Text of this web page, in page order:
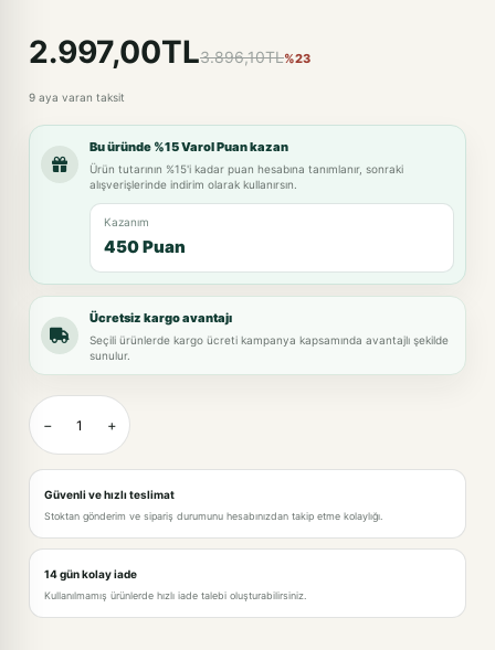
2.997,00TL3.896,10TL%23
9 aya varan taksit
Bu üründe %15 Varol Puan kazan
Ürün tutarının %15'i kadar puan hesabına tanımlanır, sonraki
alışverişlerinde indirim olarak kullanırsın.
Kazanım
450 Puan
Ücretsiz kargo avantajı
Seçili ürünlerde kargo ücreti kampanya kapsamında avantajlı şekilde
sunulur.
− +
Güvenli ve hızlı teslimat
Stoktan gönderim ve sipariş durumunu hesabınızdan takip etme kolaylığı.
14 gün kolay iade
Kullanılmamış ürünlerde hızlı iade talebi oluşturabilirsiniz.